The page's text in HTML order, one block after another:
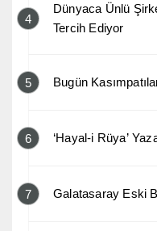
4
Dünyaca Ünlü
Tercih Ediyor
5 Bugün
6 ‘Hayal-i Rüya’
7 Galatasaray Eski